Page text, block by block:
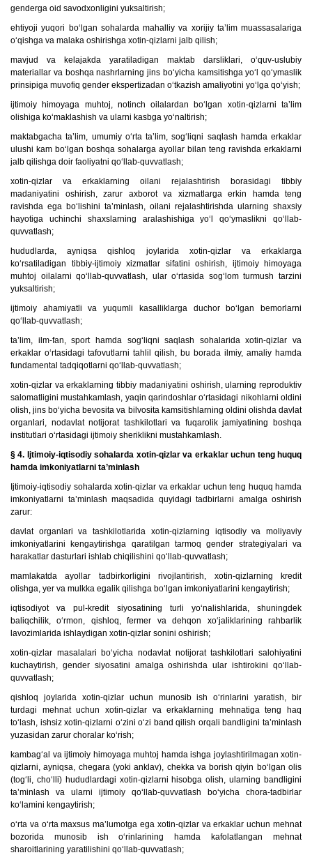
genderga oid savodxonligini yuksaltirish;
ehtiyoji yuqori bo‘lgan sohalarda mahalliy va xorijiy ta’lim muassasalariga
o‘qishga va malaka oshirishga xotin-qizlarni jalb qilish;
mavjud va kelajakda yaratiladigan maktab darsliklari, o‘quv-uslubiy
materiallar va boshqa nashrlarning jins bo‘yicha kamsitishga yo‘l qo‘ymaslik
prinsipiga muvofiq gender ekspertizadan o‘tkazish amaliyotini yo‘lga qo‘yish;
ijtimoiy himoyaga muhtoj, notinch oilalardan bo‘lgan xotin-qizlarni ta’lim
olishiga ko‘maklashish va ularni kasbga yo‘naltirish;
maktabgacha ta’lim, umumiy o‘rta ta’lim, sog‘liqni saqlash hamda erkaklar
ulushi kam bo‘lgan boshqa sohalarga ayollar bilan teng ravishda erkaklarni
jalb qilishga doir faoliyatni qo‘llab-quvvatlash;
xotin-qizlar va erkaklarning oilani rejalashtirish borasidagi tibbiy
madaniyatini oshirish, zarur axborot va xizmatlarga erkin hamda teng
ravishda ega bo‘lishini ta’minlash, oilani rejalashtirishda ularning shaxsiy
hayotiga uchinchi shaxslarning aralashishiga yo‘l qo‘ymaslikni qo‘llab-
quvvatlash;
hududlarda, ayniqsa qishloq joylarida xotin-qizlar va erkaklarga
ko‘rsatiladigan tibbiy-ijtimoiy xizmatlar sifatini oshirish, ijtimoiy himoyaga
muhtoj oilalarni qo‘llab-quvvatlash, ular o‘rtasida sog‘lom turmush tarzini
yuksaltirish;
ijtimoiy ahamiyatli va yuqumli kasalliklarga duchor bo‘lgan bemorlarni
qo‘llab-quvvatlash;
ta’lim, ilm-fan, sport hamda sog‘liqni saqlash sohalarida xotin-qizlar va
erkaklar o‘rtasidagi tafovutlarni tahlil qilish, bu borada ilmiy, amaliy hamda
fundamental tadqiqotlarni qo‘llab-quvvatlash;
xotin-qizlar va erkaklarning tibbiy madaniyatini oshirish, ularning reproduktiv
salomatligini mustahkamlash, yaqin qarindoshlar o‘rtasidagi nikohlarni oldini
olish, jins bo‘yicha bevosita va bilvosita kamsitishlarning oldini olishda davlat
organlari, nodavlat notijorat tashkilotlari va fuqarolik jamiyatining boshqa
institutlari o‘rtasidagi ijtimoiy sheriklikni mustahkamlash.
§ 4. Ijtimoiy-iqtisodiy sohalarda xotin-qizlar va erkaklar uchun teng huquq
hamda imkoniyatlarni ta’minlash
Ijtimoiy-iqtisodiy sohalarda xotin-qizlar va erkaklar uchun teng huquq hamda
imkoniyatlarni ta’minlash maqsadida quyidagi tadbirlarni amalga oshirish
zarur:
davlat organlari va tashkilotlarida xotin-qizlarning iqtisodiy va moliyaviy
imkoniyatlarini kengaytirishga qaratilgan tarmoq gender strategiyalari va
harakatlar dasturlari ishlab chiqilishini qo‘llab-quvvatlash;
mamlakatda ayollar tadbirkorligini rivojlantirish, xotin-qizlarning kredit
olishga, yer va mulkka egalik qilishga bo‘lgan imkoniyatlarini kengaytirish;
iqtisodiyot va pul-kredit siyosatining turli yo‘nalishlarida, shuningdek
baliqchilik, o‘rmon, qishloq, fermer va dehqon xo‘jaliklarining rahbarlik
lavozimlarida ishlaydigan xotin-qizlar sonini oshirish;
xotin-qizlar masalalari bo‘yicha nodavlat notijorat tashkilotlari salohiyatini
kuchaytirish, gender siyosatini amalga oshirishda ular ishtirokini qo‘llab-
quvvatlash;
qishloq joylarida xotin-qizlar uchun munosib ish o‘rinlarini yaratish, bir
turdagi mehnat uchun xotin-qizlar va erkaklarning mehnatiga teng haq
to‘lash, ishsiz xotin-qizlarni o‘zini o‘zi band qilish orqali bandligini ta’minlash
yuzasidan zarur choralar ko‘rish;
kambag‘al va ijtimoiy himoyaga muhtoj hamda ishga joylashtirilmagan xotin-
qizlarni, ayniqsa, chegara (yoki anklav), chekka va borish qiyin bo‘lgan olis
(tog‘li, cho‘lli) hududlardagi xotin-qizlarni hisobga olish, ularning bandligini
ta’minlash va ularni ijtimoiy qo‘llab-quvvatlash bo‘yicha chora-tadbirlar
ko‘lamini kengaytirish;
o‘rta va o‘rta maxsus ma’lumotga ega xotin-qizlar va erkaklar uchun mehnat
bozorida munosib ish o‘rinlarining hamda kafolatlangan mehnat
sharoitlarining yaratilishini qo‘llab-quvvatlash;